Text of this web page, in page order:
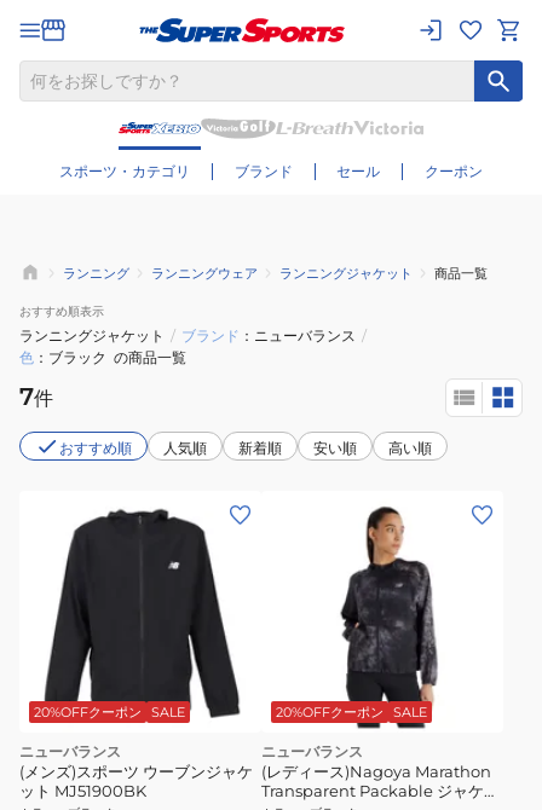
スポーツ・カテゴリ ブランド セール クーポン
さらに絞り込む
ランニング ランニングウェア ランニングジャケット 商品一覧
おすすめ順表示
ランニングジャケット / ブランド ニューバランス /
色
ブラック の商品一覧
7件
おすすめ順 人気順 新着順 安い順 高い順
20%OFFクーポン SALE
ニューバランス
(メンズ)スポーツ ウーブンジャケ
ット MJ51900BK
20%OFFクーポン SALE
ニューバランス
(レディース)Nagoya Marathon
Transparent Packable ジャケッ